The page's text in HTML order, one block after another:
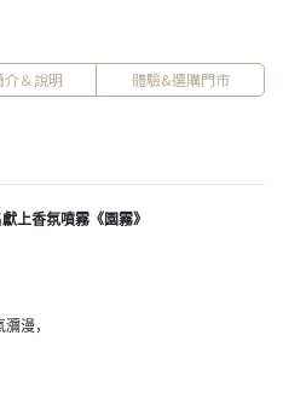
介＆說明 體驗&選購門市
上香氛噴霧《園霧》
漫，